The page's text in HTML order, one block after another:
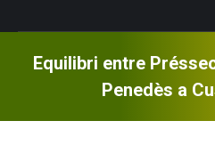
Equilibri entre
Penedès a